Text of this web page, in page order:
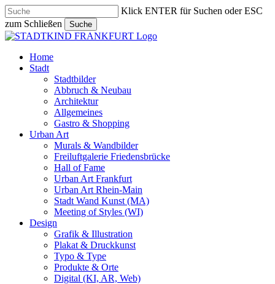
Skip
to
main
content
Klick ENTER für Suchen oder ESC
zum Schließen
Suche
Close
search
Menu
Home
Stadt
Stadtbilder
Abbruch & Neubau
Architektur
Allgemeines
Gastro & Shopping
Urban Art
Murals & Wandbilder
Freiluftgalerie Friedensbrücke
Hall of Fame
Urban Art Frankfurt
Urban Art Rhein-Main
Stadt Wand Kunst (MA)
Meeting of Styles (WI)
Design
Grafik & Illustration
Plakat & Druckkunst
Typo & Type
Produkte & Orte
Digital (KI, AR, Web)